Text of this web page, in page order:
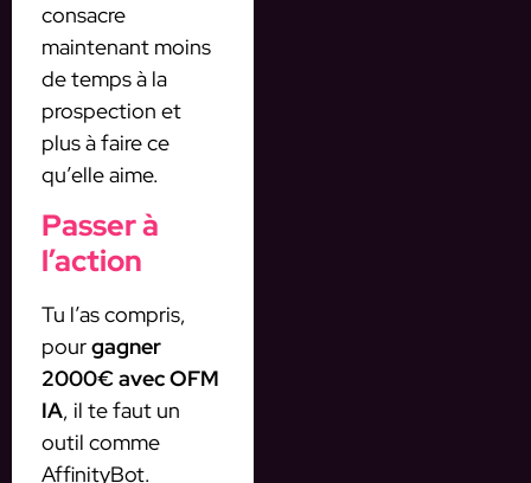
consacre
maintenant moins
de temps à la
prospection et
plus à faire ce
qu’elle aime.
Passer à
l’action
Tu l’as compris,
pourgagner
2000€ avec OFM
IA, il te faut un
outil comme
AffinityBot.